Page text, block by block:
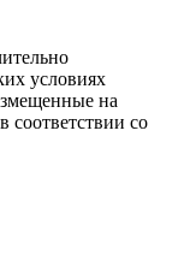
условиях
на
соответствии со